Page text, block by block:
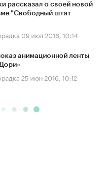
рассказал о своей новой
"Свободный штат
09 июл 2016, 10:14
анимационной ленты
25 июн 2016, 10:12